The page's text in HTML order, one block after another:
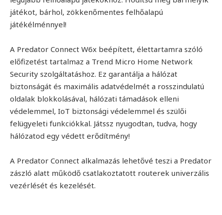
játékot, bárhol, zökkenőmentes felhőalapú
játékélménnyel!
A Predator Connect W6x beépített, élettartamra szóló
előfizetést tartalmaz a Trend Micro Home Network
Security szolgáltatáshoz. Ez garantálja a hálózat
biztonságát és maximális adatvédelmét a rosszindulatú
oldalak blokkolásával, hálózati támadások elleni
védelemmel, IoT biztonsági védelemmel és szülői
felügyeleti funkciókkal. Játssz nyugodtan, tudva, hogy
hálózatod egy védett erődítmény!
A Predator Connect alkalmazás lehetővé teszi a Predator
zászló alatt működő csatlakoztatott routerek univerzális
vezérlését és kezelését.